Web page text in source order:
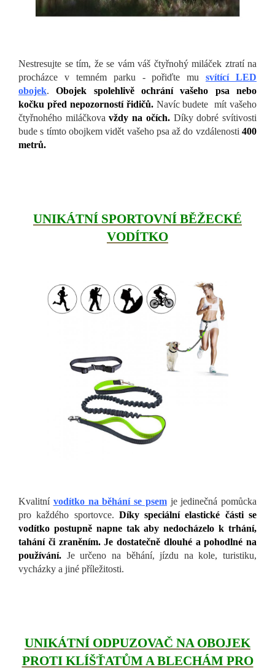
Nestresujte se tím, že se vám váš čtyřnohý miláček ztratí na
procházce v temném parku - pořiďte musvítící LED
obojek.Obojek spolehlivě ochrání vašeho psa nebo
kočku před nepozorností řidičů. Navíc budete mít vašeho
čtyřnohého miláčkovavždy na očích.Díky dobré svítivosti
bude s tímto obojkem vidět vašeho psa až do vzdálenosti 400
metrů.
UNIKÁTNÍ SPORTOVNÍ BĚŽECKÉ
VODÍTKO
Kvalitní vodítko na běhání se psemje jedinečná pomůcka
pro každého sportovce. Díky speciální elastické části se
vodítko postupně napne tak aby nedocházelo k trhání,
tahání či zraněním. Je dostatečně dlouhé a pohodlné na
používání. Je určeno na běhání, jízdu na kole, turistiku,
vycházky a jiné příležitosti.
UNIKÁTNÍ ODPUZOVAČ NA OBOJEK
PROTI KLÍŠŤATŮM A BLECHÁM PRO